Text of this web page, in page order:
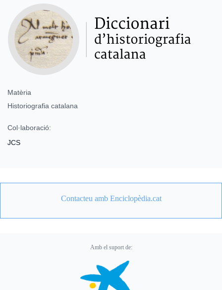
Matèria
Historiografia catalana
Col·laboració:
JCS
Contacteu amb Enciclopèdia.cat
Amb el suport de: